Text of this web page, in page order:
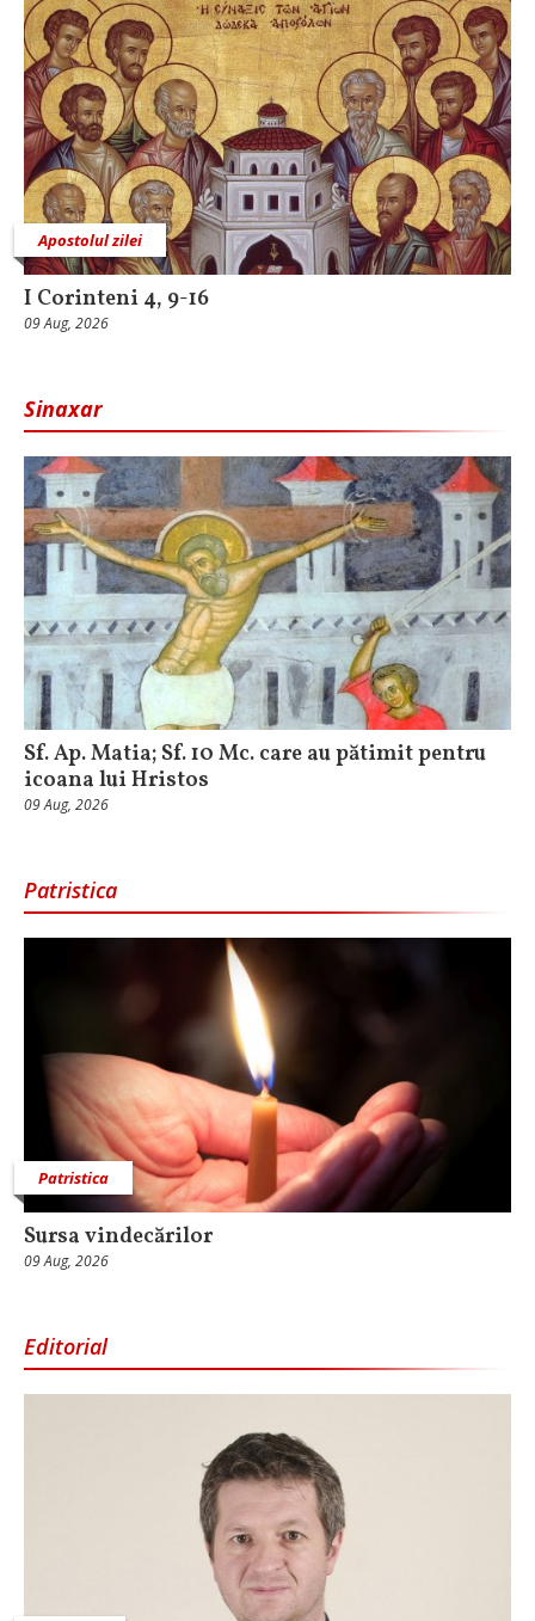
Apostolul zilei
I Corinteni 4, 9-16
09 Aug, 2026
Sinaxar
Sf. Ap. Matia; Sf. 10 Mc. care au pătimit pentru
icoana lui Hristos
09 Aug, 2026
Patristica
Patristica
Sursa vindecărilor
09 Aug, 2026
Editorial